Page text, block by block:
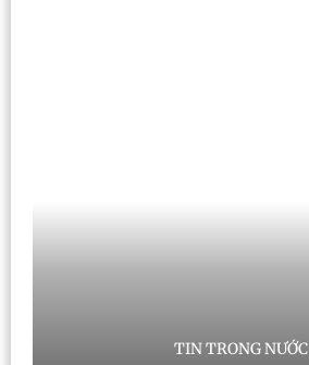
TIN TRONG NƯỚC